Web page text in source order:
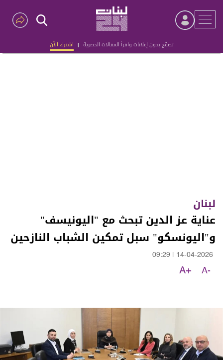
تصفّح بدون إعلانات واقرأ المقالات الحصرية | اشترك الآن
Advertisement
لبنان
عناية عز الدين تبحث مع "اليونيسف"
و"اليونسكو" سبل تمكين الشباب النازحين
14-04-2026
09:29
A-
A+